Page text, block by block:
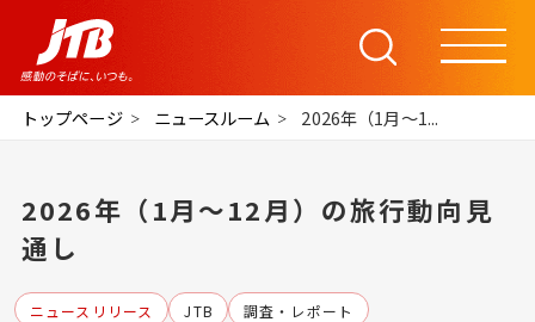
トップページ ニュースルーム 2026年（1月～1...
2026年（1月～12月）の旅行動向見
通し
ニュースリリース JTB 調査・レポート